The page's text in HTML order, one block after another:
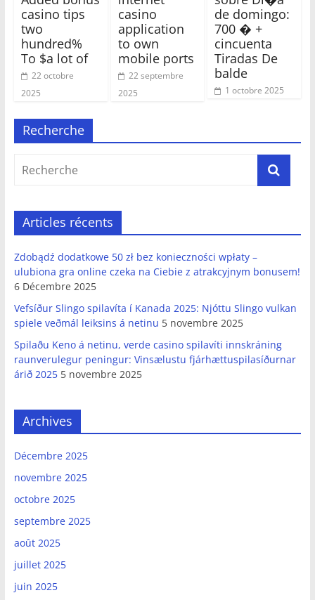
casino tips
two
hundred%
To $a lot of
22 octobre
2025
casino
application
to own
mobile ports
22 septembre
2025
de domingo:
700 � +
cincuenta
Tiradas De
balde
1 octobre 2025
Recherche
Articles récents
Zdobądź dodatkowe 50 zł bez konieczności wpłaty –
ulubiona gra online czeka na Ciebie z atrakcyjnym bonusem!
6 Décembre 2025
Vefsíður Slingo spilavíta í Kanada 2025: Njóttu Slingo vulkan
spiele veðmál leiksins á netinu 5 novembre 2025
Spilaðu Keno á netinu, verde casino spilavíti innskráning
raunverulegur peningur: Vinsælustu fjárhættuspilasíðurnar
árið 2025 5 novembre 2025
Archives
Décembre 2025
novembre 2025
octobre 2025
septembre 2025
août 2025
juillet 2025
juin 2025